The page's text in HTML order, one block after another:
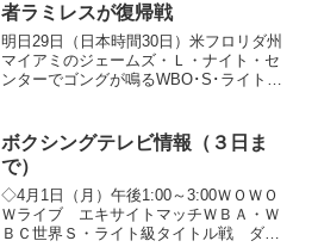
者ラミレスが復帰戦
明日29日（日本時間30日）米フロリダ州
マイアミのジェームズ・Ｌ・ナイト・セ
ンターでゴングが鳴るWBO･S･ライト級
ンド（62.23キロ）、挑戦者10位スティ
ー...
ボクシングテレビ情報（３日ま
で）
◇4月1日（月）午後1:00～3:00ＷＯＷＯ
Ｗライブ エキサイトマッチＷＢＡ・Ｗ
ＢＣ世界Ｓ・ライト級タイトル戦 ダニ